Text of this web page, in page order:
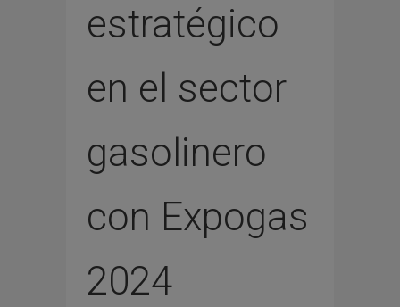
estratégico
en el sector
gasolinero
con Expogas
2024